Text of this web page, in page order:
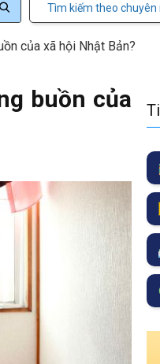
Tìm kiếm theo chuyên
của xã hội Nhật Bản?
buồn của